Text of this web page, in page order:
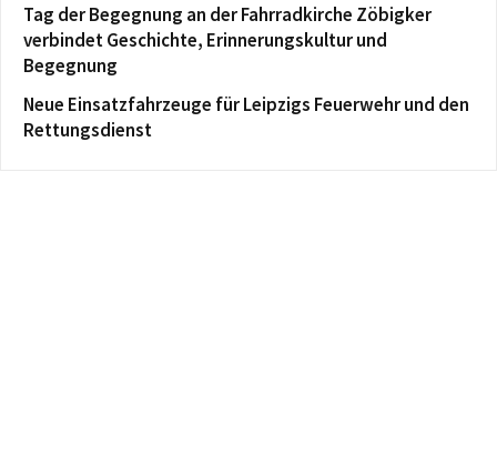
Tag der Begegnung an der Fahrradkirche Zöbigker
verbindet Geschichte, Erinnerungskultur und
Begegnung
Neue Einsatzfahrzeuge für Leipzigs Feuerwehr und den
Rettungsdienst